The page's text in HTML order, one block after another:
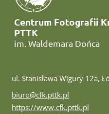
Centrum Fotografii
PTTK
im. Waldemara Dońca
ul. Stanisława Wigury 12a,
e-mail:
biuro@cfk.pttk.pl
www:
https://www.cfk.pttk.pl